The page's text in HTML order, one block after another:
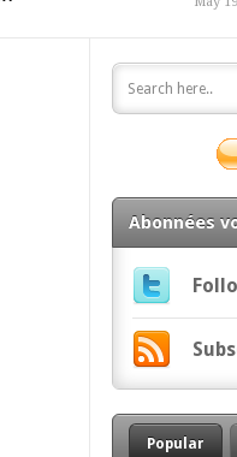
Abonnées
Popular